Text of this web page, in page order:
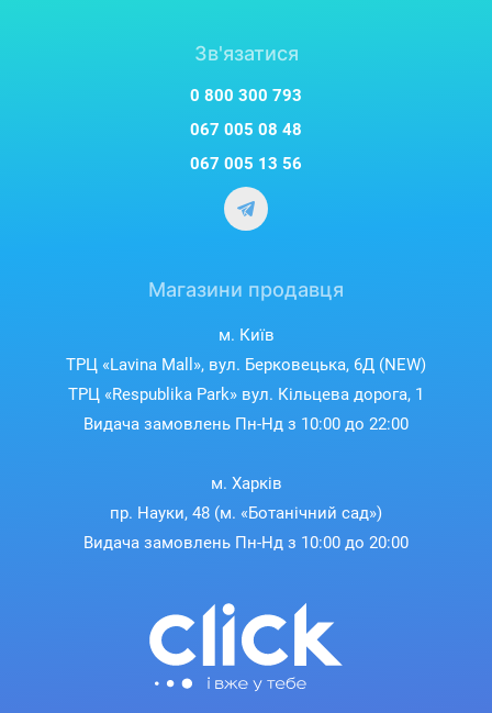
Зв'язатися
0 800 300 793
067 005 08 48
067 005 13 56
Магазини продавця
м. Київ
ТРЦ «Lavina Mall», вул. Берковецька, 6Д (NEW)
ТРЦ «Respublika Park» вул. Кільцева дорога, 1
Видача замовлень Пн-Нд з 10:00 до 22:00
м. Харків
пр. Науки, 48 (м. «Ботанічний сад»)
Видача замовлень Пн-Нд з 10:00 до 20:00